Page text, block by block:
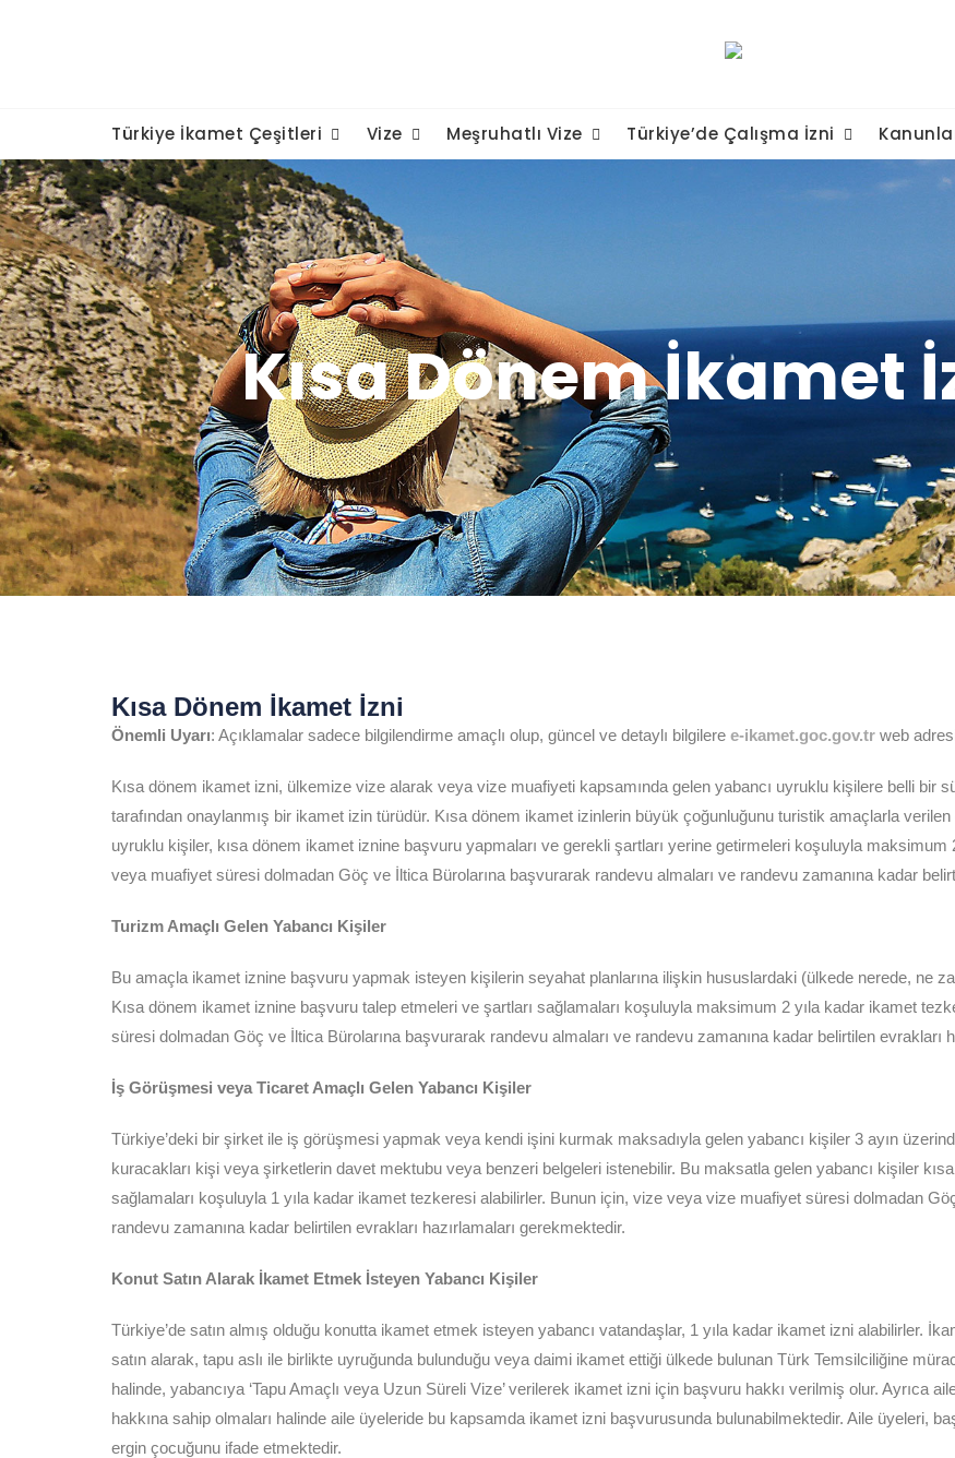
Türkiye İkamet Çeşitleri Vize Meşruhatlı Vize Türkiye’de Çalışma İzni
Kısa Dönem İkamet
Kısa Dönem İkamet İzni
Önemli Uyarı: Açıklamalar sadece bilgilendirme amaçlı olup, güncel ve detaylı bilgilere e-ikamet.goc.gov.tr web
Kısa dönem ikamet izni, ülkemize vize alarak veya vize muafiyeti kapsamında gelen yabancı uyruklu kişilere belli bir
tarafından onaylanmış bir ikamet izin türüdür. Kısa dönem ikamet izinlerin büyük çoğunluğunu turistik amaçlarla
uyruklu kişiler, kısa dönem ikamet iznine başvuru yapmaları ve gerekli şartları yerine getirmeleri koşuluyla
veya muafiyet süresi dolmadan Göç ve İltica Bürolarına başvurarak randevu almaları ve randevu zamanına kadar
Turizm Amaçlı Gelen Yabancı Kişiler
Bu amaçla ikamet iznine başvuru yapmak isteyen kişilerin seyahat planlarına ilişkin hususlardaki (ülkede nerede, ne
Kısa dönem ikamet iznine başvuru talep etmeleri ve şartları sağlamaları koşuluyla maksimum 2 yıla kadar ikamet
süresi dolmadan Göç ve İltica Bürolarına başvurarak randevu almaları ve randevu zamanına kadar belirtilen evrakları
İş Görüşmesi veya Ticaret Amaçlı Gelen Yabancı Kişiler
Türkiye’deki bir şirket ile iş görüşmesi yapmak veya kendi işini kurmak maksadıyla gelen yabancı kişiler 3 ayın
kuracakları kişi veya şirketlerin davet mektubu veya benzeri belgeleri istenebilir. Bu maksatla gelen yabancı kişiler
sağlamaları koşuluyla 1 yıla kadar ikamet tezkeresi alabilirler. Bunun için, vize veya vize muafiyet süresi dolmadan
randevu zamanına kadar belirtilen evrakları hazırlamaları gerekmektedir.
Konut Satın Alarak İkamet Etmek İsteyen Yabancı Kişiler
Türkiye’de satın almış olduğu konutta ikamet etmek isteyen yabancı vatandaşlar, 1 yıla kadar ikamet izni alabilirler.
satın alarak, tapu aslı ile birlikte uyruğunda bulunduğu veya daimi ikamet ettiği ülkede bulunan Türk Temsilciliğine
halinde, yabancıya ‘Tapu Amaçlı veya Uzun Süreli Vize’ verilerek ikamet izni için başvuru hakkı verilmiş olur. Ayrıca
hakkına sahip olmaları halinde aile üyeleride bu kapsamda ikamet izni başvurusunda bulunabilmektedir. Aile üyeleri,
ergin çocuğunu ifade etmektedir.